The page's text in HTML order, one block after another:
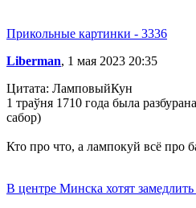
Прикольные картинки - 3336
Liberman, 1 мая 2023 20:35
Цитата: ЛамповыйКун
1 траўня 1710 года была
сабор)
Кто про что, а лампокуй всё про
В центре Минска хотят замедлить